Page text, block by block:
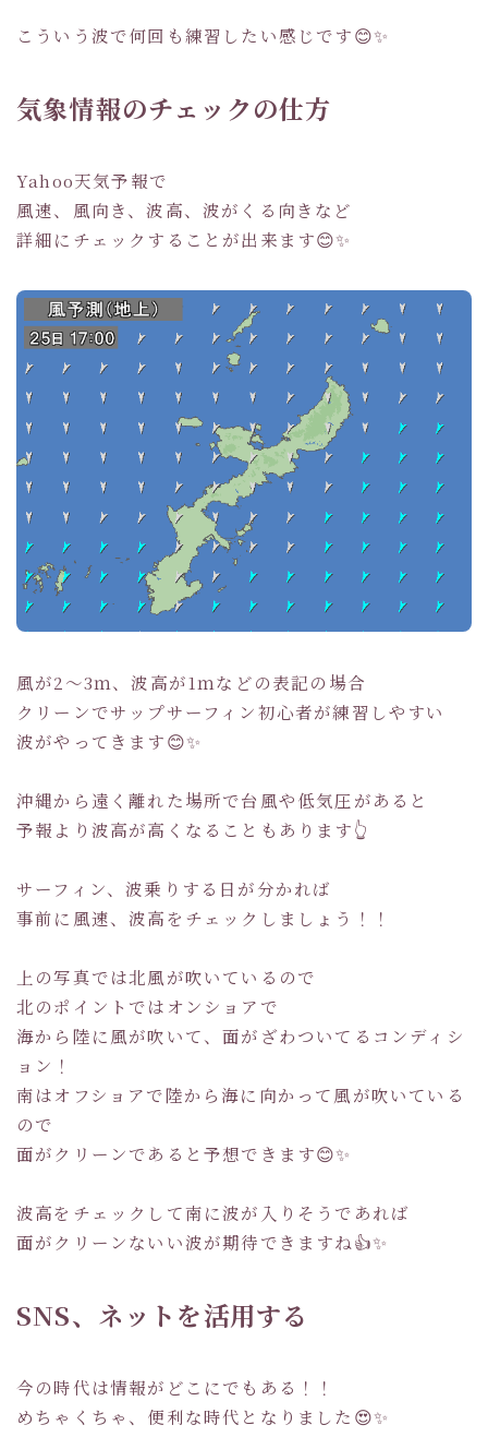
こういう波で何回も練習したい感じです😊✨
気象情報のチェックの仕方
Yahoo天気予報で
風速、風向き、波高、波がくる向きなど
詳細にチェックすることが出来ます😊✨
風が2～3ｍ、波高が1ｍなどの表記の場合
クリーンでサップサーフィン初心者が練習しやすい
波がやってきます😊✨
沖縄から遠く離れた場所で台風や低気圧があると
予報より波高が高くなることもあります👆
サーフィン、波乗りする日が分かれば
事前に風速、波高をチェックしましょう！！
上の写真では北風が吹いているので
北のポイントではオンショアで
海から陸に風が吹いて、面がざわついてるコンディシ
ョン！
南はオフショアで陸から海に向かって風が吹いている
ので
面がクリーンであると予想できます😊✨
波高をチェックして南に波が入りそうであれば
面がクリーンないい波が期待できますね👍✨
SNS、ネットを活用する
今の時代は情報がどこにでもある！！
めちゃくちゃ、便利な時代となりました😍✨